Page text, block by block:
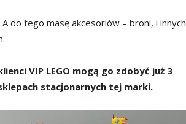
A do tego masę akcesoriów – broni, i innych
VIP LEGO mogą go zdobyć już 3
stacjonarnych tej marki.